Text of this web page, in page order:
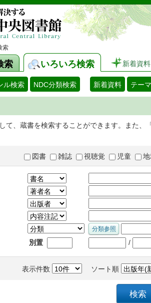
索
索 いろいろ検索 新着資料
ル検索 NDC分類検索 新着資料 テー
て、蔵書を検索することができます。また
図書 雑誌 視聴覚 児童
別置 /
表示件数 ソート順